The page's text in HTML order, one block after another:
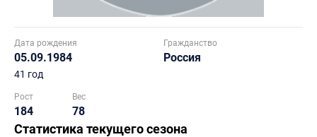
Дата рождения
05.09.1984
41 год
Гражданство
Россия
Рост
184
Вес
78
Статистика текущего сезона